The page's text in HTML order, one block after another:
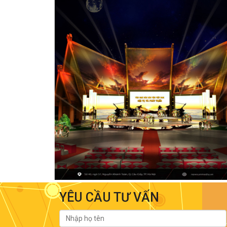
YÊU CẦU TƯ VẤN